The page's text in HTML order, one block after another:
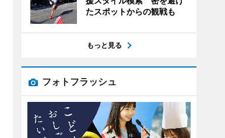
たスポットからの観戦も
もっと見る
フォトフラッシュ